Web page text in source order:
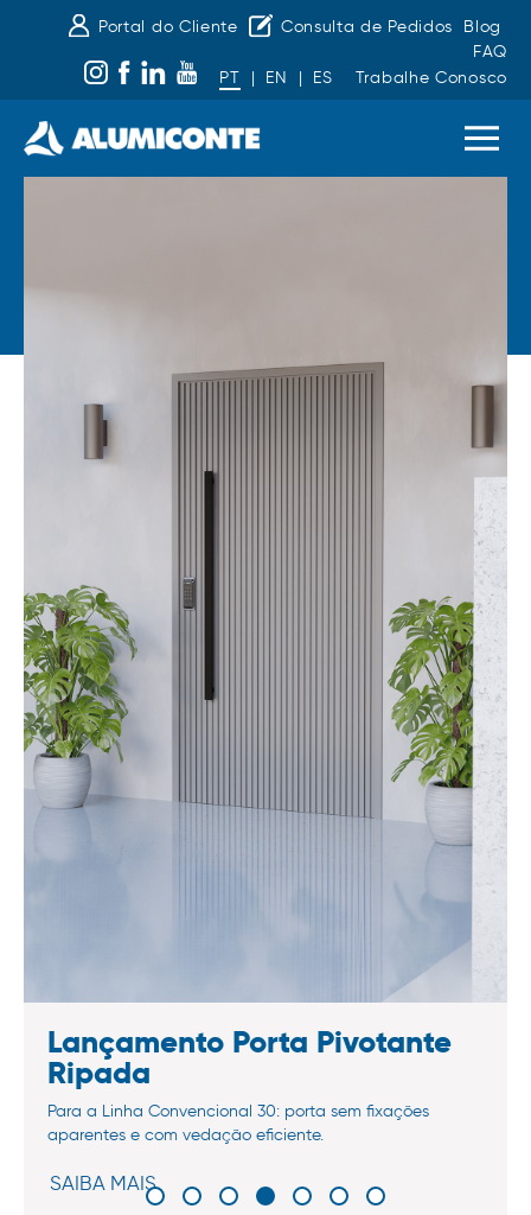
Portal do Cliente Consulta de Pedidos
Blog
FAQ
PT
| EN | ES Trabalhe Conosco
Lançamento Porta Pivotante
Ripada
Para a Linha Convencional 30: porta sem fixações
aparentes e com vedação eficiente.
SAIBA MAIS